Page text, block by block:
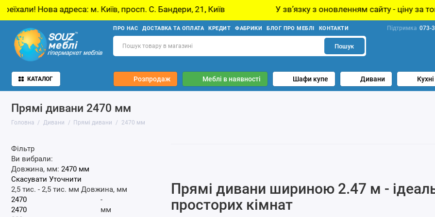
адреса: м. Київ, просп. С. Бандери, 21, Київ У звʼязку з оновленням сайту - ціну за товар
ПРО НАС ДОСТАВКА ТА ОПЛАТА КРЕДИТ ФАБРИКИ БЛОГ ПРО МЕБЛІ КОНТАКТИ Підтримка 073-
Пошук
КАТАЛОГ Розпродаж Меблі в наявності Шафи купе Дивани Кухні
Прямі дивани 2470 мм
Головна Дивани Прямі дивани 2470 мм
Фільтр
Ви вибрали:
Довжина, мм: 2470 мм
Скасувати Уточнити
2,5 тис. - 2,5 тис. мм Довжина, мм
-
мм
Прямі дивани шириною 2.47 м -
просторих кімнат